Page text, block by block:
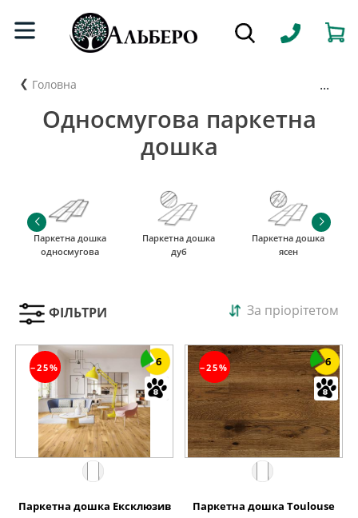
Головна ...
Односмугова паркетна
дошка
Паркетна дошка
односмугова
Паркетна дошка
дуб
Паркетна дошка
ясен
ФІЛЬТРИ За пріорітетом
−25% 6
Паркетна дошка Ексклюзив
−25% 6
Паркетна дошка Toulouse